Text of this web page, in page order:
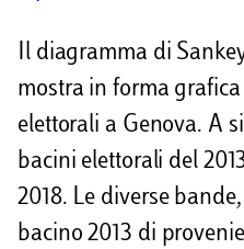
Il diagramma di
mostra in forma
elettorali a Genova. A
bacini elettorali del
2018. Le diverse
bacino 2013 di